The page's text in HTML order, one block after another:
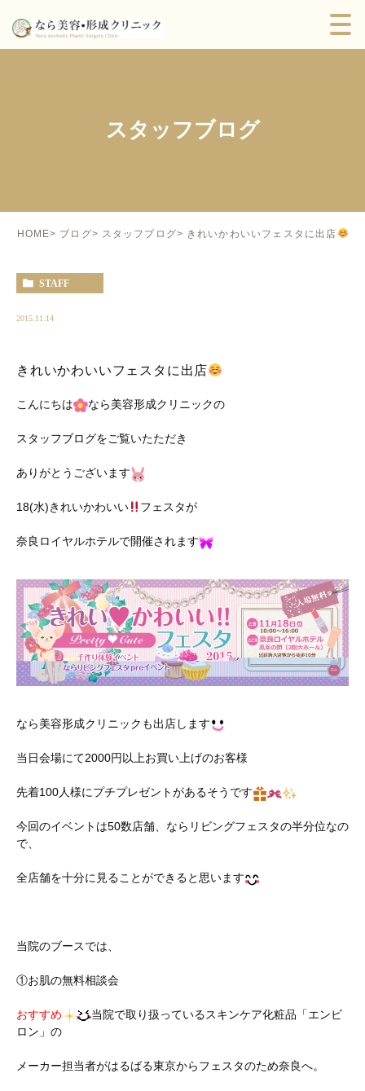
スタッフブログ
HOME ブログ スタッフブログ きれいかわいいフェスタに出店
STAFF
2015.11.14
きれいかわいいフェスタに出店
こんにちは なら美容形成クリニックの
スタッフブログをご覧いたただき
ありがとうございます
18(水)きれいかわいい フェスタが
奈良ロイヤルホテルで開催されます
なら美容形成クリニックも出店します
当日会場にて2000円以上お買い上げのお客様
先着100人様にプチプレゼントがあるそうです
今回のイベントは50数店舗、ならリビングフェスタの半分位なの
で、
全店舗を十分に見ることができると思います
当院のブースでは、
①お肌の無料相談会
おすすめ
当院で取り扱っているスキンケア化粧品「エンビ
ロン」の
メーカー担当者がはるばる東京からフェスタのため奈良へ。